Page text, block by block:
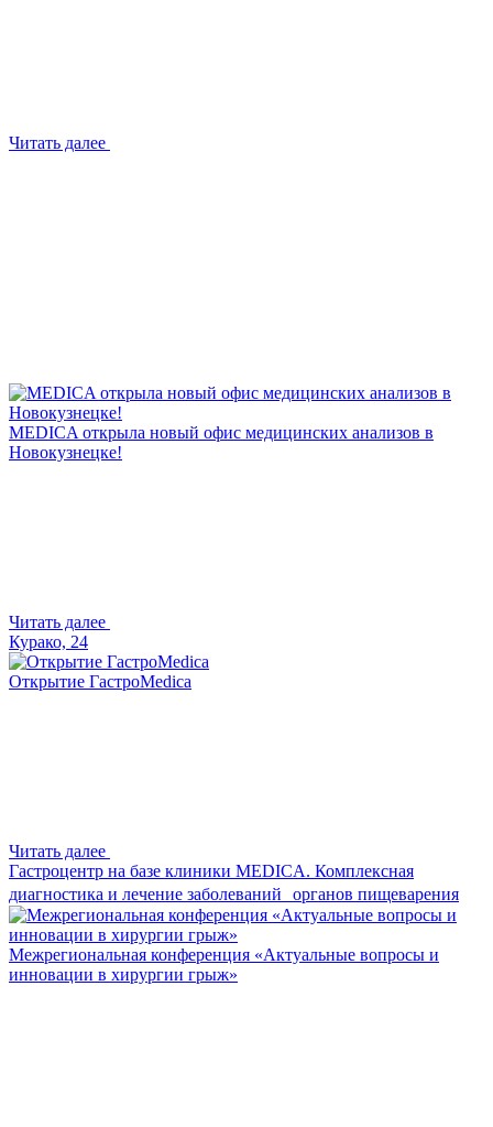
Читать далее
MEDICA открыла новый офис медицинских анализов в
Новокузнецке!
Читать далее
Курако, 24
Открытие ГастроMedica
Читать далее
Гастроцентр на базе клиники MEDICA. Комплексная
диагностика и лечение заболеваний органов пищеварения
Межрегиональная конференция «Актуальные вопросы и
инновации в хирургии грыж»